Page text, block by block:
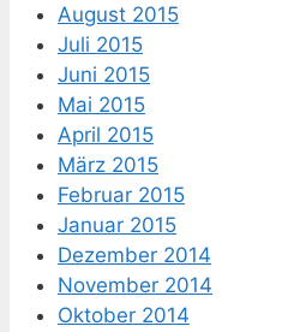
August 2015
Juli 2015
Juni 2015
Mai 2015
April 2015
März 2015
Februar 2015
Januar 2015
Dezember 2014
November 2014
Oktober 2014